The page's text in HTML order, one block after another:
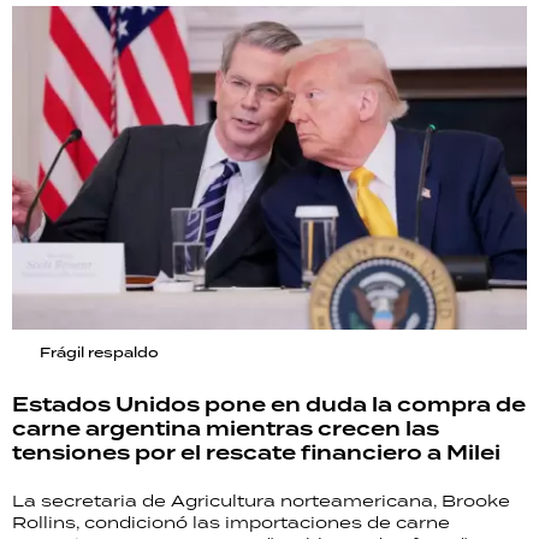
Frágil respaldo
Estados Unidos pone en duda la compra de
carne argentina mientras crecen las
tensiones por el rescate financiero a Milei
La secretaria de Agricultura norteamericana, Brooke
Rollins, condicionó las importaciones de carne